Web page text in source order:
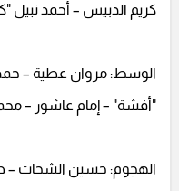
كريم الدبيس – أحمد نبيل
الوسط: مروان عطية –
"أفشة" – إمام عاشور –
الهجوم: حسين الشحات